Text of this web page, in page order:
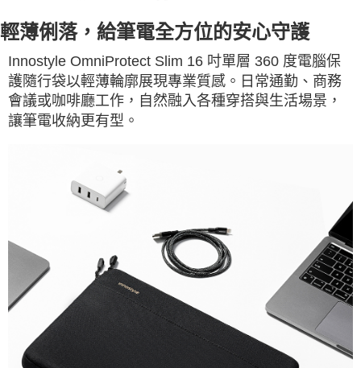
輕薄俐落，給筆電全方位的安心守護
Innostyle OmniProtect Slim 16 吋單層 360 度電腦保
護隨行袋以輕薄輪廓展現專業質感。日常通勤、商務
會議或咖啡廳工作，自然融入各種穿搭與生活場景，
讓筆電收納更有型。